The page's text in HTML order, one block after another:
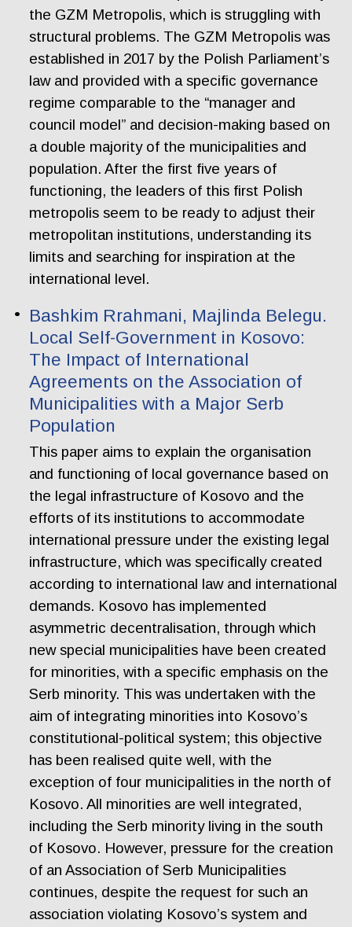
the GZM Metropolis, which is struggling with
structural problems. The GZM Metropolis was
established in 2017 by the Polish Parliament’s
law and provided with a specific governance
regime comparable to the “manager and
council model” and decision-making based on
a double majority of the municipalities and
population. After the first five years of
functioning, the leaders of this first Polish
metropolis seem to be ready to adjust their
metropolitan institutions, understanding its
limits and searching for inspiration at the
international level.
Bashkim Rrahmani, Majlinda Belegu.
Local Self-Government in Kosovo:
The Impact of International
Agreements on the Association of
Municipalities with a Major Serb
Population
This paper aims to explain the organisation
and functioning of local governance based on
the legal infrastructure of Kosovo and the
efforts of its institutions to accommodate
international pressure under the existing legal
infrastructure, which was specifically created
according to international law and international
demands. Kosovo has implemented
asymmetric decentralisation, through which
new special municipalities have been created
for minorities, with a specific emphasis on the
Serb minority. This was undertaken with the
aim of integrating minorities into Kosovo’s
constitutional-political system; this objective
has been realised quite well, with the
exception of four municipalities in the north of
Kosovo. All minorities are well integrated,
including the Serb minority living in the south
of Kosovo. However, pressure for the creation
of an Association of Serb Municipalities
continues, despite the request for such an
association violating Kosovo’s system and